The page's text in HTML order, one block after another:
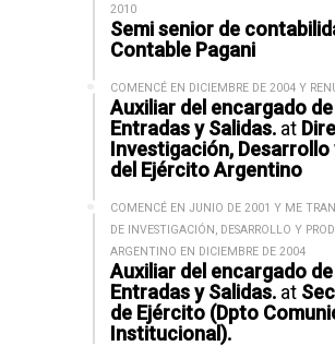
2010
Semi senior de
Contable Pagani
COMENCÉ EN DICIEMBRE DE 2004 Y
Auxiliar del encargado
Entradas y Salidas. at
Investigación,
del Ejército Argentino
COMENCÉ EN JUNIO DE 2001 Y ME
DE INVESTIGACIÓN, DESARROLLO Y
ARGENTINO EN DICIEMBRE DE 2004
Auxiliar del encargado
Entradas y Salidas. at
de Ejército (Dpto
Institucional).